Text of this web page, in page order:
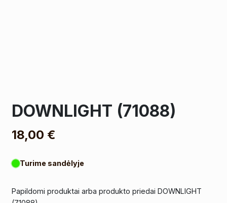
DOWNLIGHT (71088)
18,00 €
Turime sandėlyje
Papildomi produktai arba produkto priedai DOWNLIGHT